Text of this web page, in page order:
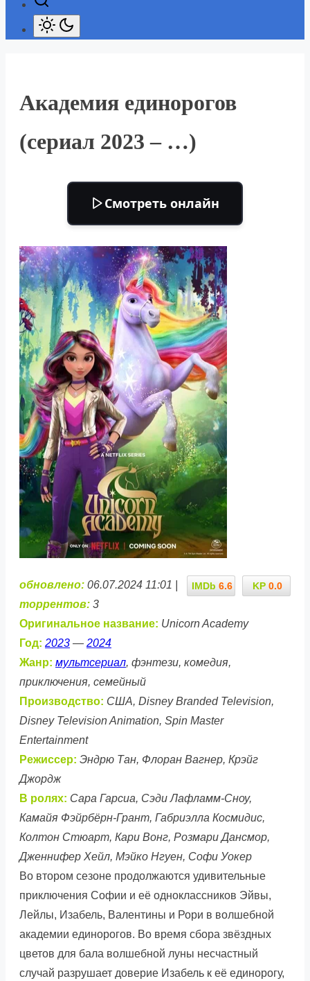
Академия единорогов
(сериал 2023 – …)
Смотреть онлайн
KP 0.0
IMDb 6.6
обновлено: 06.07.2024 11:01 |
торрентов: 3
Оригинальное название: Unicorn Academy
Год: 2023 — 2024
Жанр: мультсериал, фэнтези, комедия,
приключения, семейный
Производство: США, Disney Branded Television,
Disney Television Animation, Spin Master
Entertainment
Режиссер: Эндрю Тан, Флоран Вагнер, Крэйг
Джордж
В ролях: Сара Гарсиа, Сэди Лафламм-Сноу,
Камайя Фэйрбёрн-Грант, Габриэлла Космидис,
Колтон Стюарт, Кари Вонг, Розмари Дансмор,
Дженнифер Хейл, Мэйко Нгуен, Софи Уокер
Во втором сезоне продолжаются удивительные
приключения Софии и её одноклассников Эйвы,
Лейлы, Изабель, Валентины и Рори в волшебной
академии единорогов. Во время сбора звёздных
цветов для бала волшебной луны несчастный
случай разрушает доверие Изабель к её единорогу,